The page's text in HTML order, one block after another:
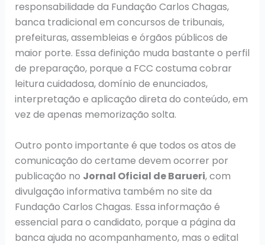
responsabilidade da Fundação Carlos Chagas,
banca tradicional em concursos de tribunais,
prefeituras, assembleias e órgãos públicos de
maior porte. Essa definição muda bastante o perfil
de preparação, porque a FCC costuma cobrar
leitura cuidadosa, domínio de enunciados,
interpretação e aplicação direta do conteúdo, em
vez de apenas memorização solta.
Outro ponto importante é que todos os atos de
comunicação do certame devem ocorrer por
publicação no Jornal Oficial de Barueri, com
divulgação informativa também no site da
Fundação Carlos Chagas. Essa informação é
essencial para o candidato, porque a página da
banca ajuda no acompanhamento, mas o edital